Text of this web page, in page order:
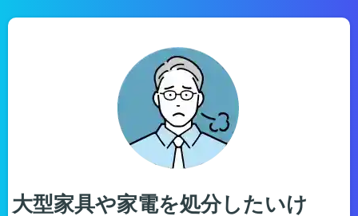
大型家具や家電を処分したいけ